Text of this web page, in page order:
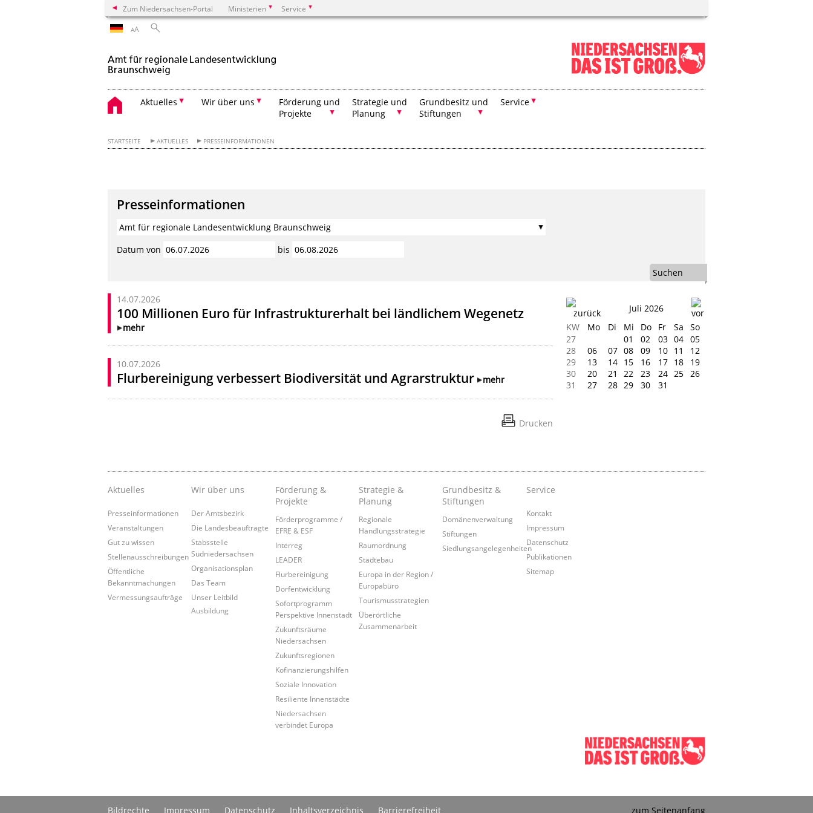
Zum Niedersachsen-Portal Ministerien Service
AA
Aktuelles Wir über uns
Förderung und
Projekte
Strategie und
Planung
Grundbesitz und
Stiftungen
Service
STARTSEITE AKTUELLES PRESSEINFORMATIONEN
Presseinformationen
Datum von
bis
Suchen
14.07.2026
100 Millionen Euro für Infrastrukturerhalt bei ländlichem Wegenetz
mehr
10.07.2026
Flurbereinigung verbessert Biodiversität und Agrarstruktur mehr
Drucken
Juli 2026
KW
Mo Di Mi Do Fr Sa
So
27
01 02 03 04 05
28
06 07 08 09 10 11
12
29
13 14 15 16 17 18
19
30
20 21 22 23 24 25
26
31
27 28 29 30 31
Aktuelles
Presseinformationen
Veranstaltungen
Gut zu wissen
Stellenausschreibungen
Öffentliche
Bekanntmachungen
Vermessungsaufträge
Wir über uns
Der Amtsbezirk
Die Landesbeauftragte
Stabsstelle
Südniedersachsen
Organisationsplan
Das Team
Unser Leitbild
Ausbildung
Förderung &
Projekte
Förderprogramme /
EFRE & ESF
Interreg
LEADER
Flurbereinigung
Dorfentwicklung
Sofortprogramm
Perspektive Innenstadt
Zukunftsräume
Niedersachsen
Zukunftsregionen
Kofinanzierungshilfen
Soziale Innovation
Resiliente Innenstädte
Niedersachsen
verbindet Europa
Strategie &
Planung
Regionale
Handlungsstrategie
Raumordnung
Städtebau
Europa in der Region /
Europabüro
Tourismusstrategien
Überörtliche
Zusammenarbeit
Grundbesitz &
Stiftungen
Domänenverwaltung
Stiftungen
Siedlungsangelegenheiten
Service
Kontakt
Impressum
Datenschutz
Publikationen
Sitemap
Bildrechte Impressum Datenschutz Inhaltsverzeichnis Barrierefreiheit zum Seitenanfang